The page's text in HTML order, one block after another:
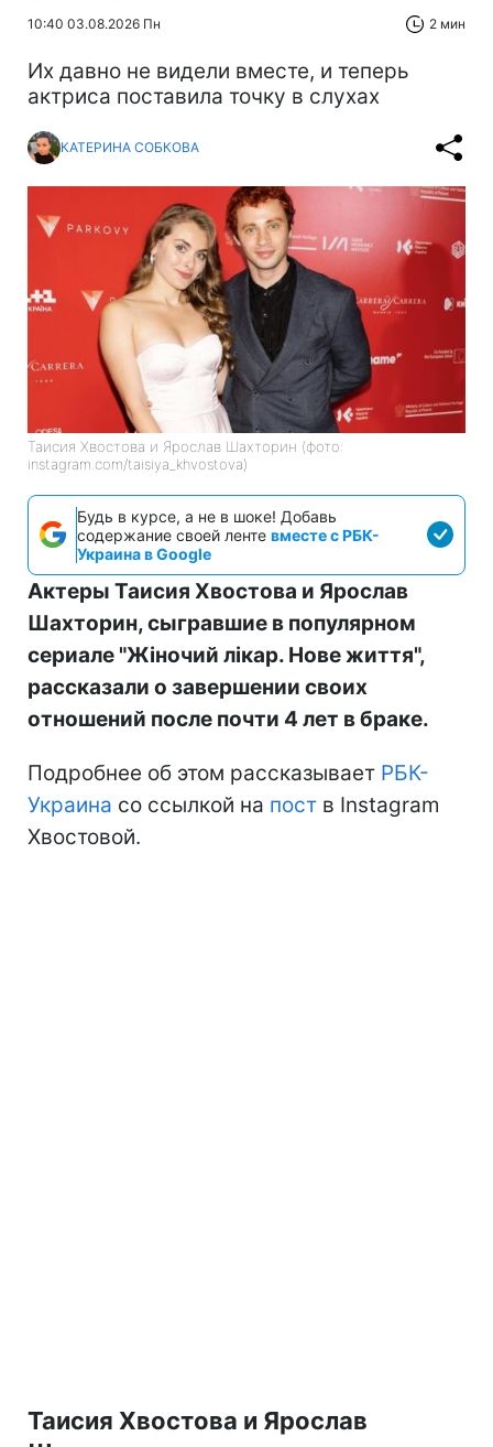
10:40 03.08.2026 Пн 2 мин
Их давно не видели вместе, и теперь
актриса поставила точку в слухах
КАТЕРИНА СОБКОВА
Таисия Хвостова и Ярослав Шахторин (фото:
instagram.com/taisiya_khvostova)
Будь в курсе, а не в шоке! Добавь
содержание своей ленте вместе с РБК-
Украина в Google
Актеры Таисия Хвостова и Ярослав
Шахторин, сыгравшие в популярном
сериале "Жіночий лікар. Нове життя",
рассказали о завершении своих
отношений после почти 4 лет в браке.
Подробнее об этом рассказывает РБК-
Украина со ссылкой на пост в Instagram
Хвостовой.
Таисия Хвостова и Ярослав